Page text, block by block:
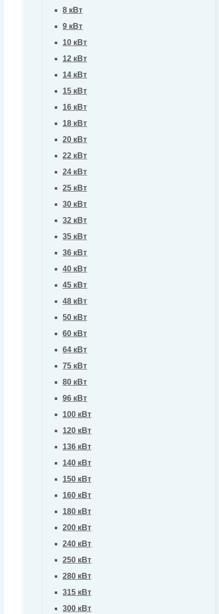
8 кВт
9 кВт
10 кВт
12 кВт
14 кВт
15 кВт
16 кВт
18 кВт
20 кВт
22 кВт
24 кВт
25 кВт
30 кВт
32 кВт
35 кВт
36 кВт
40 кВт
45 кВт
48 кВт
50 кВт
60 кВт
64 кВт
75 кВт
80 кВт
96 кВт
100 кВт
120 кВт
136 кВт
140 кВт
150 кВт
160 кВт
180 кВт
200 кВт
240 кВт
250 кВт
280 кВт
315 кВт
300 кВт